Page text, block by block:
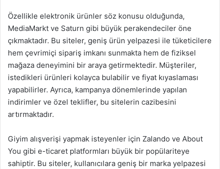
Özellikle elektronik ürünler söz konusu olduğunda,
MediaMarkt ve Saturn gibi büyük perakendeciler öne
çıkmaktadır. Bu siteler, geniş ürün yelpazesi ile tüketicilere
hem çevrimiçi sipariş imkanı sunmakta hem de fiziksel
mağaza deneyimini bir araya getirmektedir. Müşteriler,
istedikleri ürünleri kolayca bulabilir ve fiyat kıyaslaması
yapabilirler. Ayrıca, kampanya dönemlerinde yapılan
indirimler ve özel teklifler, bu sitelerin cazibesini
artırmaktadır.
Giyim alışverişi yapmak isteyenler için Zalando ve About
You gibi e-ticaret platformları büyük bir popülariteye
sahiptir. Bu siteler, kullanıcılara geniş bir marka yelpazesi